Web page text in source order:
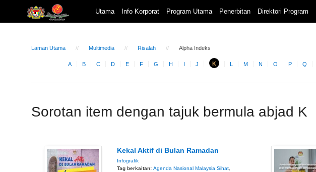
Utama Info Korporat Program Utama Penerbitan Direktori Program
Laman Utama Multimedia Risalah Alpha Indeks
A B C D E F G H I J K L M N O P Q
Sorotan item dengan tajuk bermula abjad K
Kekal Aktif di Bulan Ramadan
Infografik
Tag berkaitan: Agenda Nasional Malaysia Sihat